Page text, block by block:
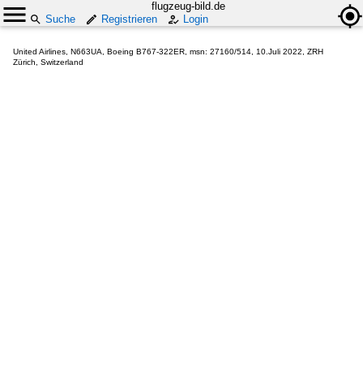
flugzeug-bild.de
Suche
Registrieren Login
United Airlines, N663UA, Boeing B767-322ER, msn: 27160/514, 10.Juli 2022, ZRH
Zürich, Switzerland